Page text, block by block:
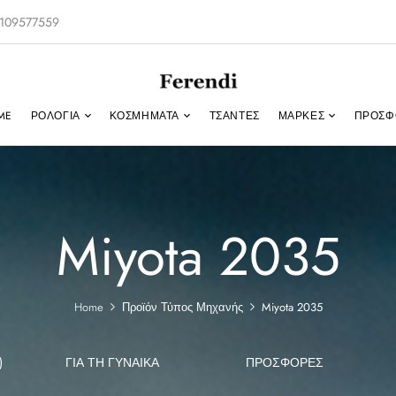
ΡΟΛΌΓΙΑ ΚΟΣΜΉΜΑΤΑ ΤΣΑΝΤΕΣ ΜΑΡΚΕΣ
Miyota 2035
Home Προϊόν Τύπος Μηχανής Miyota 2035
ΓΙΑ ΤΗ ΓΥΝΑΊΚΑ ΠΡΟΣΦΟΡΕΣ